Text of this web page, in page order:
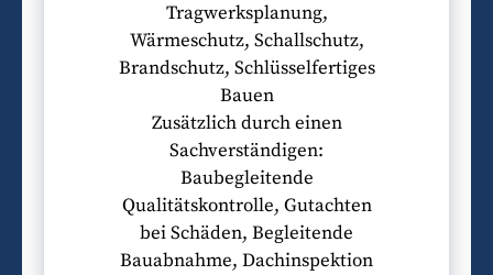
Tragwerksplanung,
Wärmeschutz, Schallschutz,
Brandschutz, Schlüsselfertiges
Bauen
Zusätzlich durch einen
Sachverständigen:
Baubegleitende
Qualitätskontrolle, Gutachten
bei Schäden, Begleitende
Bauabnahme, Dachinspektion